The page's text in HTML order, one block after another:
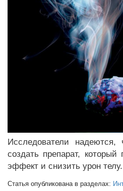
Исследователи надеются,
создать препарат, который
эффект и снизить урон телу.
Статья опубликована в разделах: